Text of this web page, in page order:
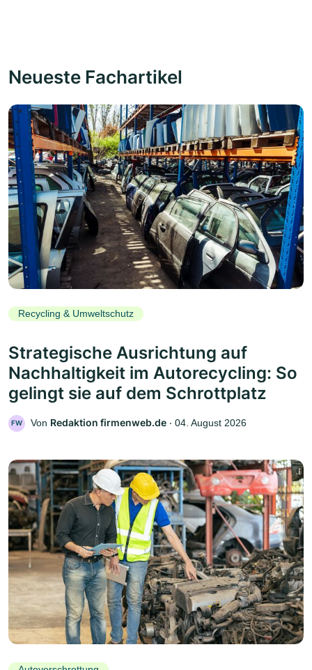
Neueste Fachartikel
Recycling & Umweltschutz
Strategische Ausrichtung auf
Nachhaltigkeit im Autorecycling: So
gelingt sie auf dem Schrottplatz
FW Von Redaktion firmenweb.de ‧ 04. August 2026